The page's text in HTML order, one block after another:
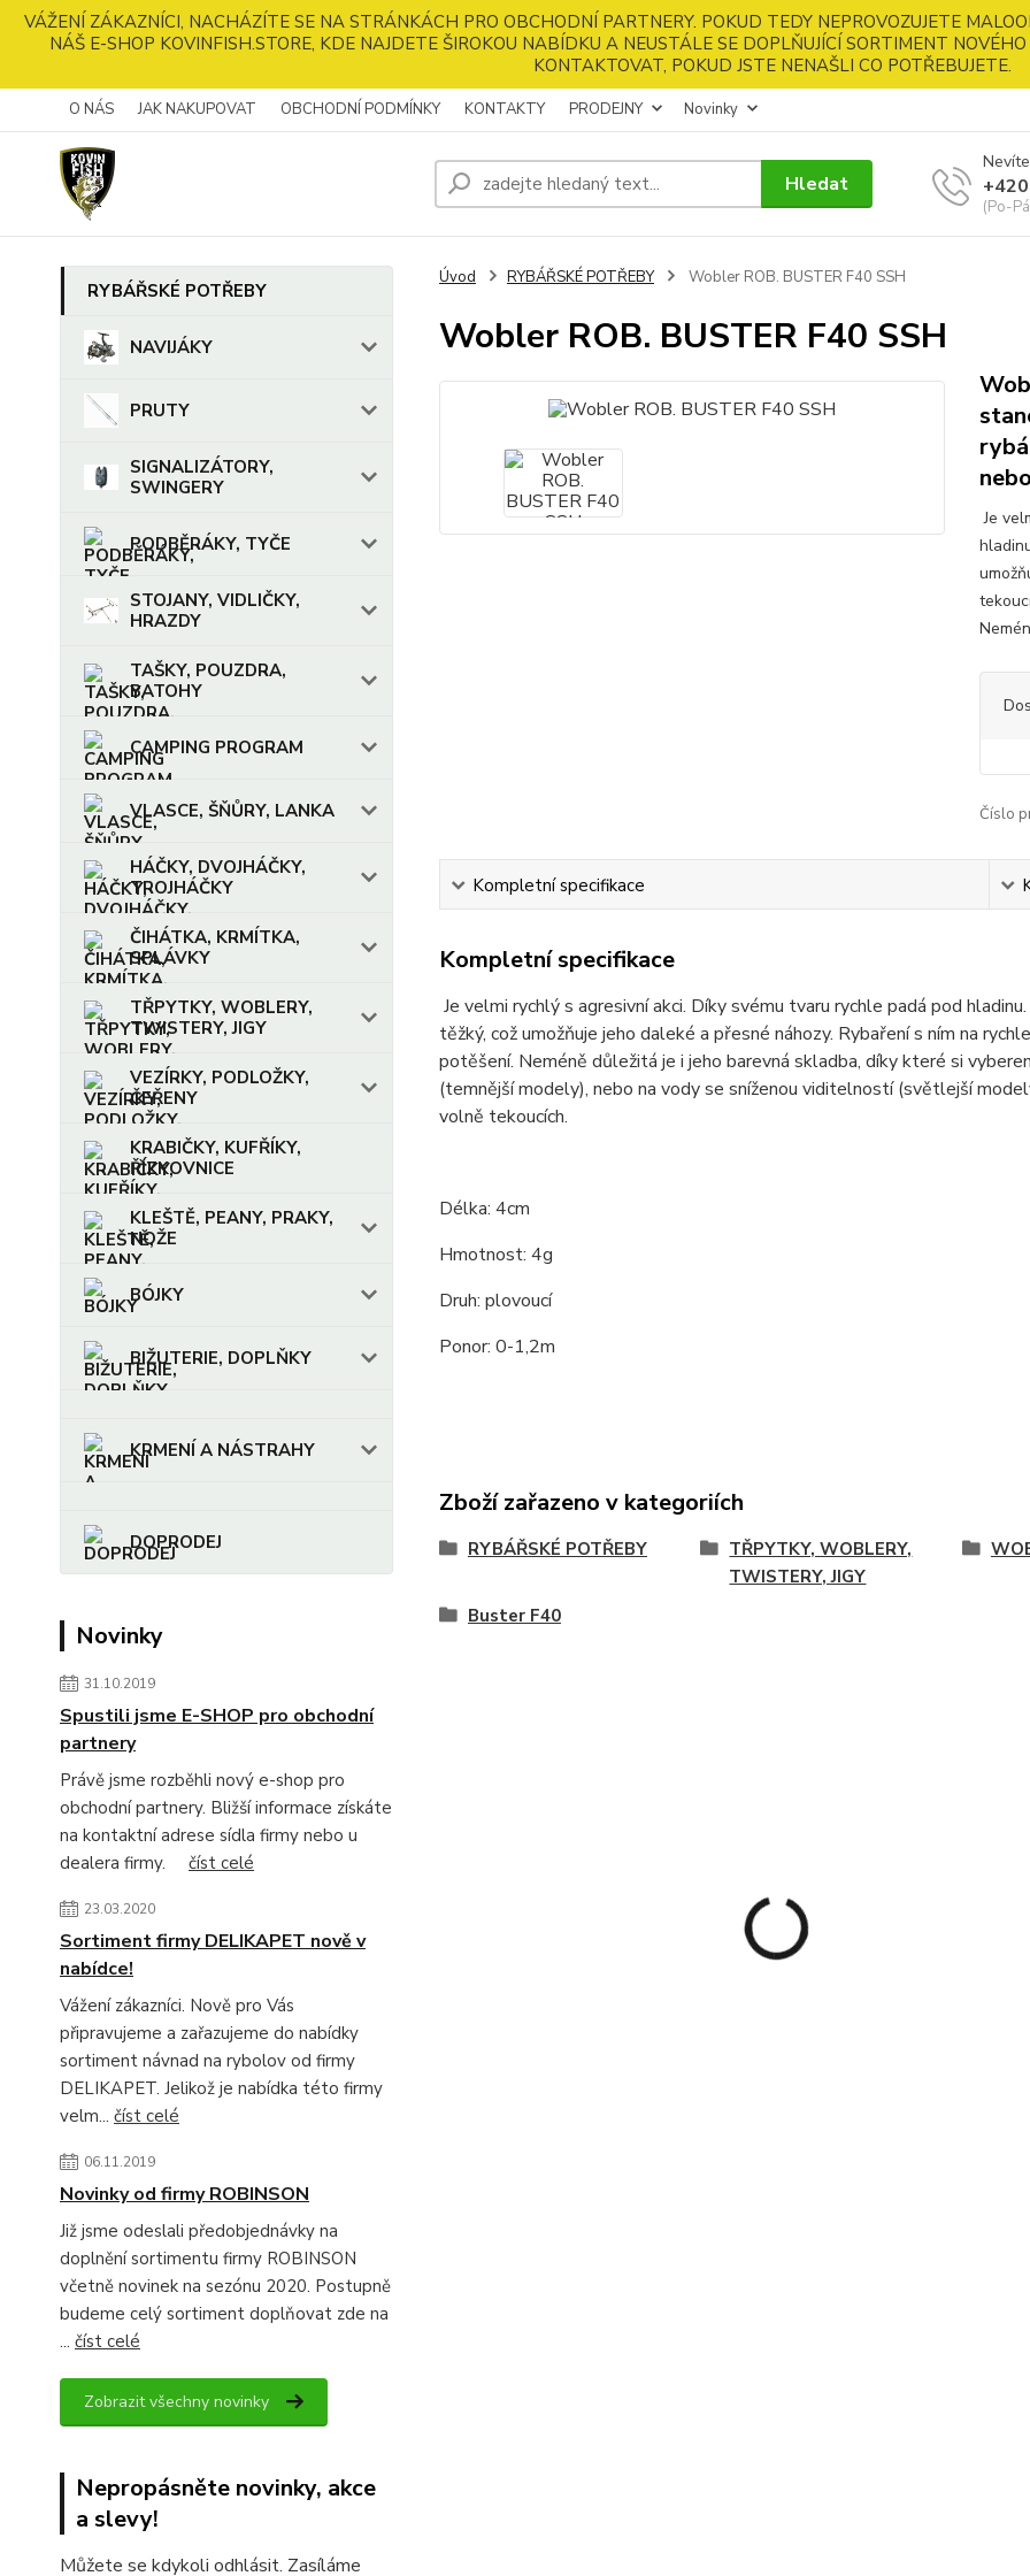
VÁŽENÍ ZÁKAZNÍCI, NACHÁZÍTE SE NA STRÁNKÁCH PRO OBCHODNÍ PARTNERY. POKUD TEDY NEPROVOZUJETE
NÁŠ E-SHOP KOVINFISH.STORE, KDE NAJDETE ŠIROKOU NABÍDKU A NEUSTÁLE SE DOPLŇUJÍCÍ SORTIMENT
KONTAKTOVAT, POKUD JSTE NENAŠLI CO POTŘEBUJETE.
O NÁS JAK NAKUPOVAT OBCHODNÍ PODMÍNKY KONTAKTY PRODEJNY Novinky
Hledat
(Po-
RYBÁŘSKÉ POTŘEBY
NAVIJÁKY
PRUTY
SIGNALIZÁTORY,
SWINGERY
PODBĚRÁKY, TYČE
STOJANY, VIDLIČKY,
HRAZDY
TAŠKY, POUZDRA,
BATOHY
CAMPING PROGRAM
VLASCE, ŠŇŮRY, LANKA
HÁČKY, DVOJHÁČKY,
TROJHÁČKY
ČIHÁTKA, KRMÍTKA,
SPLÁVKY
TŘPYTKY, WOBLERY,
TWISTERY, JIGY
VEZÍRKY, PODLOŽKY,
ČEŘENY
KRABIČKY, KUFŘÍKY,
ŘÍZKOVNICE
KLEŠTĚ, PEANY, PRAKY,
NOŽE
BÓJKY
BIŽUTERIE, DOPLŇKY
KRMENÍ A NÁSTRAHY
DOPRODEJ
Novinky
31.10.2019
Spustili jsme E-SHOP pro obchodní
partnery
Právě jsme rozběhli nový e-shop pro
obchodní partnery. Bližší informace získáte
na kontaktní adrese sídla firmy nebo u
dealera firmy. číst celé
23.03.2020
Sortiment firmy DELIKAPET nově v
nabídce!
Vážení zákazníci. Nově pro Vás
připravujeme a zařazujeme do nabídky
sortiment návnad na rybolov od firmy
DELIKAPET. Jelikož je nabídka této firmy
velm... číst celé
06.11.2019
Novinky od firmy ROBINSON
Již jsme odeslali předobjednávky na
doplnění sortimentu firmy ROBINSON
včetně novinek na sezónu 2020. Postupně
budeme celý sortiment doplňovat zde na
... číst celé
Zobrazit všechny novinky
Nepropásněte novinky, akce
a slevy!
Můžete se kdykoli odhlásit. Zasíláme
Úvod RYBÁŘSKÉ POTŘEBY Wobler ROB. BUSTER F40 SSH
Wobler ROB. BUSTER F40 SSH
Je
Číslo
Kompletní specifikace
Kompletní specifikace
Je velmi rychlý s agresivní akci. Díky svému tvaru rychle padá pod
těžký, což umožňuje jeho daleké a přesné náhozy. Rybaření s ním na
potěšení. Neméně důležitá je i jeho barevná skladba, díky které si
(temnější modely), nebo na vody se sníženou viditelností (světlejší
volně tekoucích.
Délka: 4cm
Hmotnost: 4g
Druh: plovoucí
Ponor: 0-1,2m
Zboží zařazeno v kategoriích
RYBÁŘSKÉ POTŘEBY
TŘPYTKY, WOBLERY,
TWISTERY, JIGY
Buster F40